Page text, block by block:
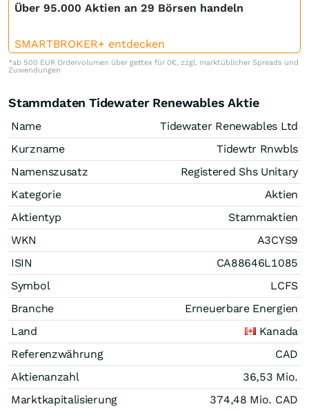
Über 95.000 Aktien an 29 Börsen handeln
SMARTBROKER+ entdecken
*ab 500 EUR Ordervolumen über gettex für 0€, zzgl. marktüblicher Spreads und
Zuwendungen
Stammdaten Tidewater Renewables Aktie
Name
Tidewater Renewables Ltd
Kurzname
Tidewtr Rnwbls
Namenszusatz
Registered Shs Unitary
Kategorie
Aktien
Aktientyp
Stammaktien
WKN
A3CYS9
ISIN
CA88646L1085
Symbol
LCFS
Branche
Erneuerbare Energien
Land
Kanada
Referenzwährung
CAD
Aktienanzahl
36,53 Mio.
Marktkapitalisierung
374,48 Mio. CAD